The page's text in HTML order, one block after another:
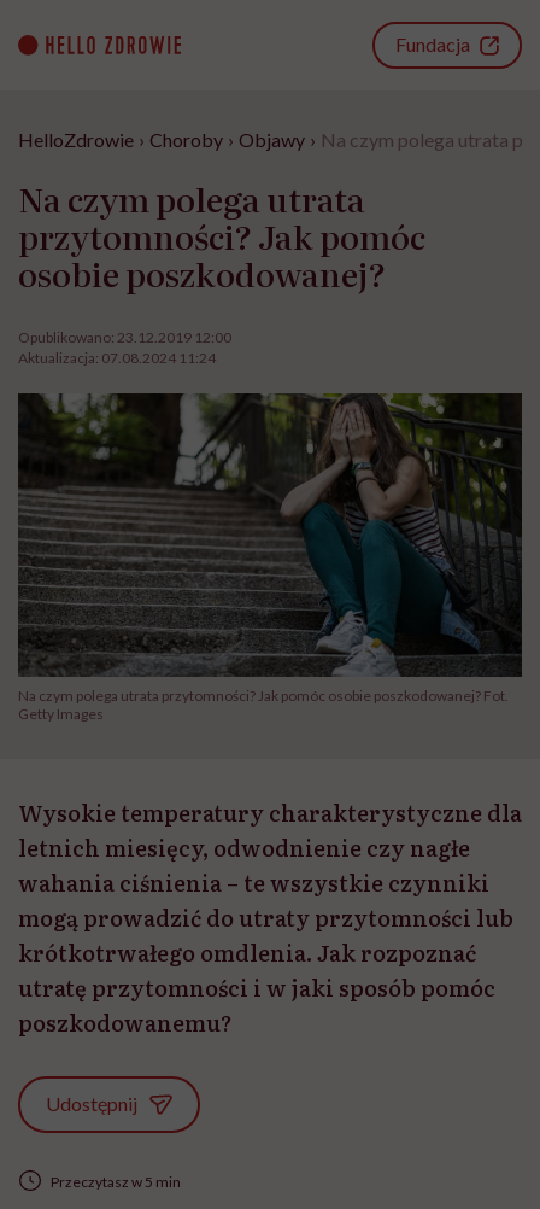
content
Fundacja
HelloZdrowie › Choroby › Objawy › Na czym polega utrata
Na czym polega utrata
przytomności? Jak pomóc
osobie poszkodowanej?
Opublikowano: 23.12.2019 12:00
Aktualizacja: 07.08.2024 11:24
Na czym polega utrata przytomności? Jak pomóc osobie poszkodowanej? Fot.
Getty Images
Wysokie temperatury charakterystyczne dla
letnich miesięcy, odwodnienie czy nagłe
wahania ciśnienia – te wszystkie czynniki
mogą prowadzić do utraty przytomności lub
krótkotrwałego omdlenia. Jak rozpoznać
utratę przytomności i w jaki sposób pomóc
poszkodowanemu?
Udostępnij
Przeczytasz w 5 min